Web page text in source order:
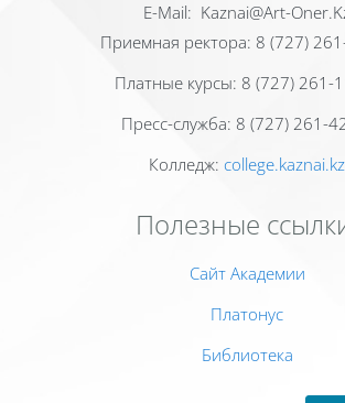
Е-Mail: Kaznai@Art-
Приемная ректора: 8 (727)
Платные курсы: 8 (727) 261-
Пресс-служба: 8 (727) 261-
Колледж: college.kaznai.kz
Полезные
Сайт Академии
Платонус
Библиотека